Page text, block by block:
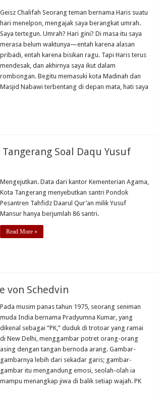
Geisz Chalifah Seorang teman bernama Haris suatu
hari menelpon, mengajak saya berangkat umrah.
Saya tertegun. Umrah? Hari gini? Di masa itu saya
merasa belum waktunya—entah karena alasan
pribadi, entah karena bisikan ragu. Tapi Haris terus
mendesak, dan akhirnya saya ikut dalam
rombongan. Begitu memasuki kota Madinah dan
Masjid Nabawi terbentang di depan mata, hati saya
Soal Daqu Yusuf
Mengejutkan. Data dari kantor Kementerian Agama,
Kota Tangerang menyebutkan santri Pondok
Pesantren Tahfidz Daarul Qur’an milik Yusuf
Mansur hanya berjumlah 86 santri.
Read More »
von Schedvin
Pada musim panas tahun 1975, seorang seniman
muda India bernama Pradyumna Kumar, yang
dikenal sebagai “PK,” duduk di trotoar yang ramai
di New Delhi, menggambar potret orang-orang
asing dengan tangan bernoda arang. Gambar-
gambarnya lebih dari sekadar garis; gambar-
gambar itu mengandung emosi, seolah-olah ia
mampu menangkap jiwa di balik setiap wajah. PK